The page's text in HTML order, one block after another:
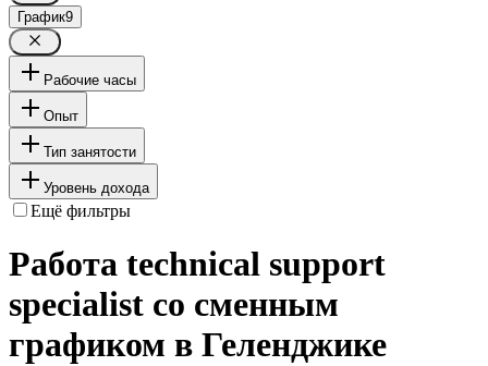
График9
Рабочие часы
Опыт
Тип занятости
Уровень дохода
Ещё фильтры
Работа technical support
specialist со сменным
графиком в Геленджике